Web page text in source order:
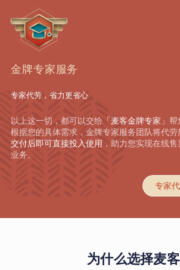
金牌专家服务
专家代劳，省力更省心
以上这一切，都可以交给「麦客金牌专家」 帮
根据您的具体需求，金牌专家服务团队将代劳
交付后即可直接投入使用 ，助力您实现在线
业务。
专家
为什么选择麦客